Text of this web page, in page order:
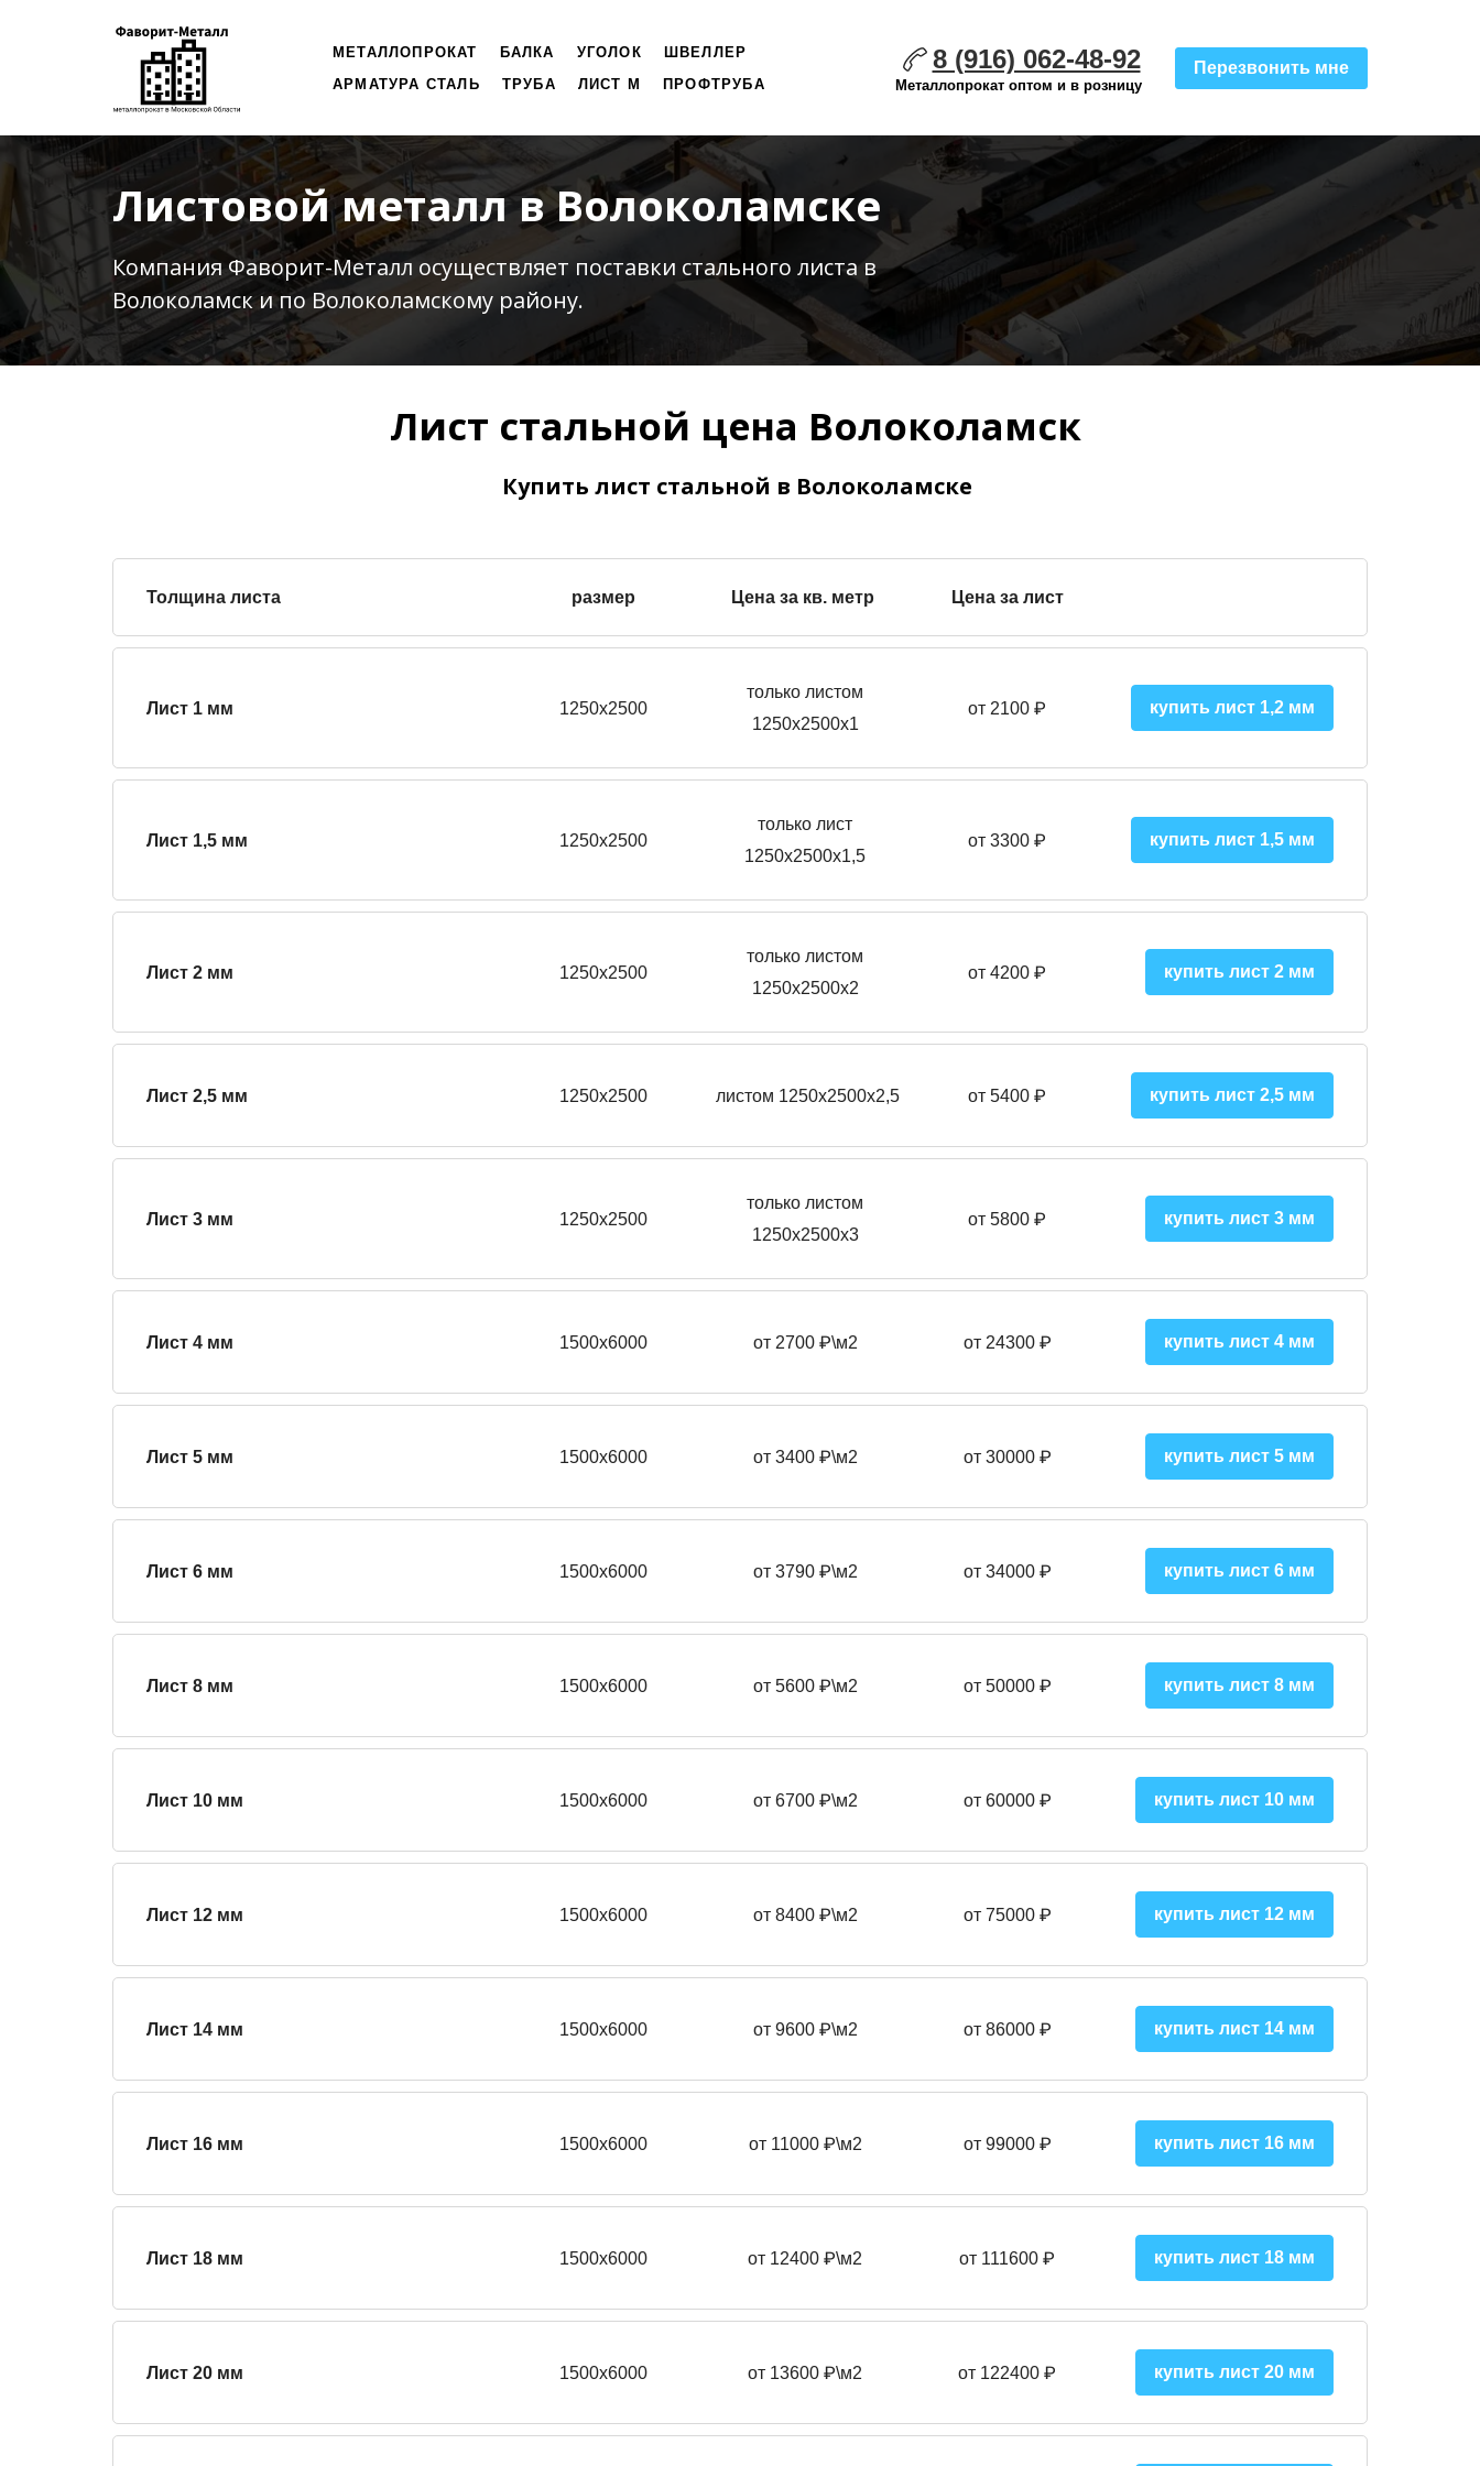
МЕТАЛЛОПРОКАТ БАЛКА УГОЛОК
ШВЕЛЛЕР
АРМАТУРА СТАЛЬ
ТРУБА ЛИСТ М ПРОФТРУБА
8 (916) 062-48-92
Металлопрокат оптом и в розницу
Перезвонить мне
Листовой металл в Волоколамске
Компания Фаворит-Металл осуществляет поставки стального листав
Волоколамск и по Волоколамскому району.
Лист стальной цена Волоколамск
Купить лист стальной в Волоколамске
Толщина листа размер Цена за кв. метр Цена за лист
Лист 1 мм 1250х2500
только листом
1250х2500х1
от 2100 ₽ купить лист 1,2 мм
Лист 1,5 мм 1250х2500
только лист
1250х2500х1,5
от 3300 ₽ купить лист 1,5 мм
Лист 2 мм 1250х2500
только листом
1250х2500х2
от 4200 ₽ купить лист 2 мм
Лист 2,5 мм 1250х2500 листом 1250х2500х2,5 от 5400 ₽ купить лист 2,5 мм
Лист 3 мм 1250х2500
только листом
1250х2500х3
от 5800 ₽ купить лист 3 мм
Лист 4 мм 1500х6000 от 2700 ₽\м2 от 24300 ₽ купить лист 4 мм
Лист 5 мм 1500х6000 от 3400 ₽\м2 от 30000 ₽ купить лист 5 мм
Лист 6 мм 1500х6000 от 3790 ₽\м2 от 34000 ₽ купить лист 6 мм
Лист 8 мм 1500х6000 от 5600 ₽\м2 от 50000 ₽ купить лист 8 мм
Лист 10 мм 1500х6000 от 6700 ₽\м2 от 60000 ₽ купить лист 10 мм
Лист 12 мм 1500х6000 от 8400 ₽\м2 от 75000 ₽ купить лист 12 мм
Лист 14 мм 1500х6000 от 9600 ₽\м2 от 86000 ₽ купить лист 14 мм
Лист 16 мм 1500х6000 от 11000 ₽\м2 от 99000 ₽ купить лист 16 мм
Лист 18 мм 1500х6000 от 12400 ₽\м2 от 111600 ₽ купить лист 18 мм
Лист 20 мм 1500х6000 от 13600 ₽\м2 от 122400 ₽ купить лист 20 мм